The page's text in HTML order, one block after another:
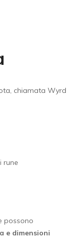
chiamata Wyrd
rune
possono
e dimensioni